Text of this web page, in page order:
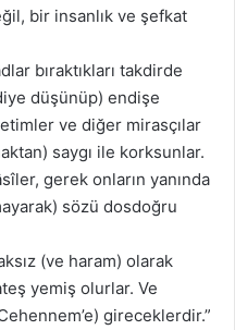
bir insanlık ve şefkat
bıraktıkları takdirde
düşünüp) endişe
ve diğer mirasçılar
saygı ile korksunlar.
gerek onların yanında
sözü dosdoğru
(ve haram) olarak
yemiş olurlar. Ve
gireceklerdir.”